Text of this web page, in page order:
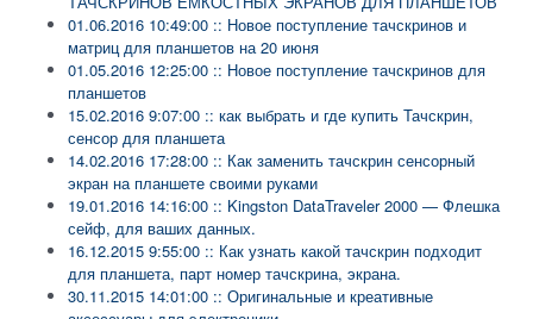
01.06.2016 10:49:00 :: Новое поступление тачскринов и
матриц для планшетов на 20 июня
01.05.2016 12:25:00 :: Новое поступление тачскринов для
планшетов
15.02.2016 9:07:00 :: как выбрать и где купить Тачскрин,
сенсор для планшета
14.02.2016 17:28:00 :: Как заменить тачскрин сенсорный
экран на планшете своими руками
19.01.2016 14:16:00 :: Kingston DataTraveler 2000 — Флешка
сейф, для ваших данных.
16.12.2015 9:55:00 :: Как узнать какой тачскрин подходит
для планшета, парт номер тачскрина, экрана.
30.11.2015 14:01:00 :: Оригинальные и креативные